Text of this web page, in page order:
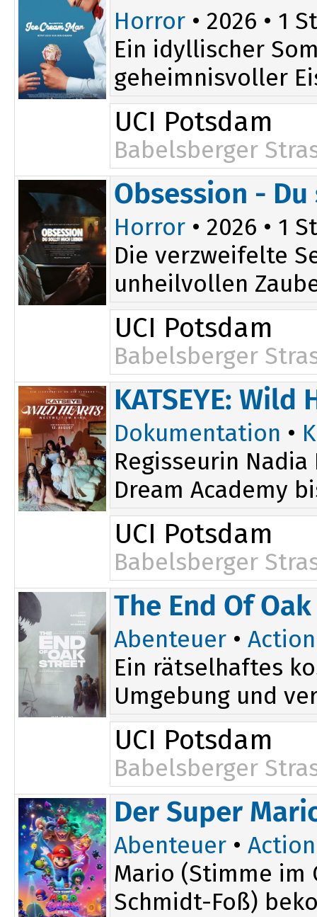
Horror • 2026 • 1
Ein idyllischer
geheimnisvoller
UCI Potsdam
Babelsberger
Obsession -
Horror • 2026 • 1
Die verzweifelte
unheilvollen
UCI Potsdam
Babelsberger
KATSEYE: Wild
Dokumentation •
Regisseurin
Dream Academy
UCI Potsdam
Babelsberger
The End Of
Abenteuer • Action
Ein rätselhaftes
Umgebung und
UCI Potsdam
Babelsberger
Der Super
Abenteuer • Action
Mario (Stimme im
Schmidt-Foß)